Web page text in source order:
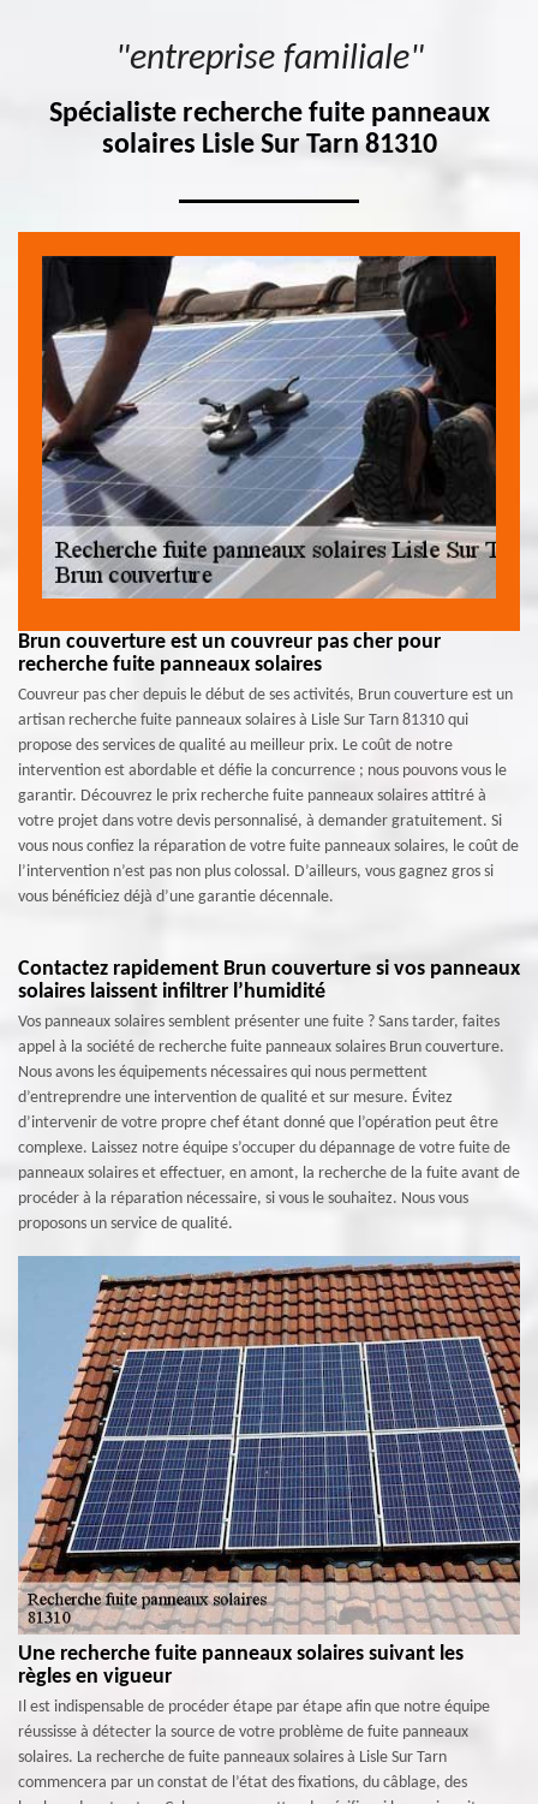
"entreprise familiale"
Spécialiste recherche fuite panneaux
solaires Lisle Sur Tarn 81310
Brun couverture est un couvreur pas cher pour
recherche fuite panneaux solaires
Couvreur pas cher depuis le début de ses activités, Brun couverture est un
artisan recherche fuite panneaux solaires à Lisle Sur Tarn 81310 qui
propose des services de qualité au meilleur prix. Le coût de notre
intervention est abordable et défie la concurrence ; nous pouvons vous le
garantir. Découvrez le prix recherche fuite panneaux solaires attitré à
votre projet dans votre devis personnalisé, à demander gratuitement. Si
vous nous confiez la réparation de votre fuite panneaux solaires, le coût de
l’intervention n’est pas non plus colossal. D’ailleurs, vous gagnez gros si
vous bénéficiez déjà d’une garantie décennale.
Contactez rapidement Brun couverture si vos panneaux
solaires laissent infiltrer l’humidité
Vos panneaux solaires semblent présenter une fuite ? Sans tarder, faites
appel à la société de recherche fuite panneaux solaires Brun couverture.
Nous avons les équipements nécessaires qui nous permettent
d’entreprendre une intervention de qualité et sur mesure. Évitez
d’intervenir de votre propre chef étant donné que l’opération peut être
complexe. Laissez notre équipe s’occuper du dépannage de votre fuite de
panneaux solaires et effectuer, en amont, la recherche de la fuite avant de
procéder à la réparation nécessaire, si vous le souhaitez. Nous vous
proposons un service de qualité.
Une recherche fuite panneaux solaires suivant les
règles en vigueur
Il est indispensable de procéder étape par étape afin que notre équipe
réussisse à détecter la source de votre problème de fuite panneaux
solaires. La recherche de fuite panneaux solaires à Lisle Sur Tarn
commencera par un constat de l’état des fixations, du câblage, des